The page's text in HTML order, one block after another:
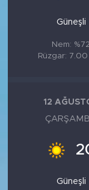
Güneşli
Nem: %72
Rüzgar:
12
Güneşli